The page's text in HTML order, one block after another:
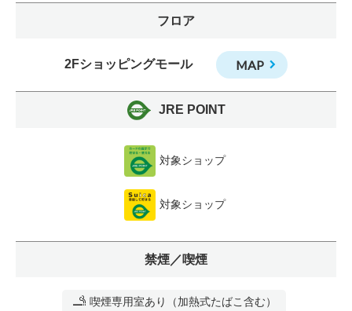
フロア
2Fショッピングモール MAP
JRE POINT
対象ショップ
対象ショップ
禁煙／喫煙
喫煙専用室あり（加熱式たばこ含む）